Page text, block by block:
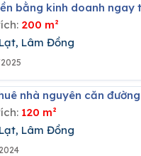
bằng kinh doanh
200 m²
Lâm Đồng
nhà nguyên căn
120 m²
Lâm Đồng